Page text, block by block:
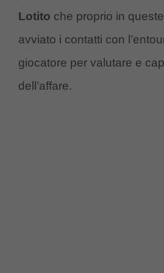
Lotito che proprio in
avviato i contatti con
giocatore per valutare e
dell’affare.